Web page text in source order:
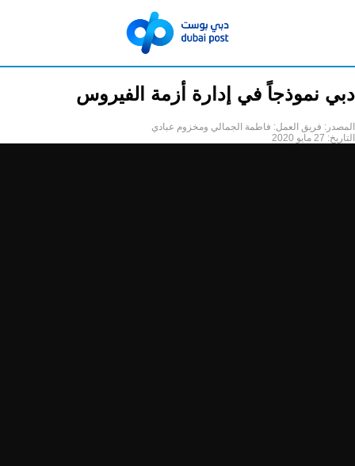
دبي نموذجاً في إدارة أزمة الفيروس
المصدر: فريق العمل: فاطمة الجمالي ومخزوم عبادي
التاريخ: 27 مايو 2020